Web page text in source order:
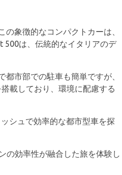
象徴的なコンパクトカーは、
500は、伝統的なイタリアのデ
市部での駐車も簡単ですが、
載しており、環境に配慮する
シュで効率的な都市型車を探
の効率性が融合した旅を体験し